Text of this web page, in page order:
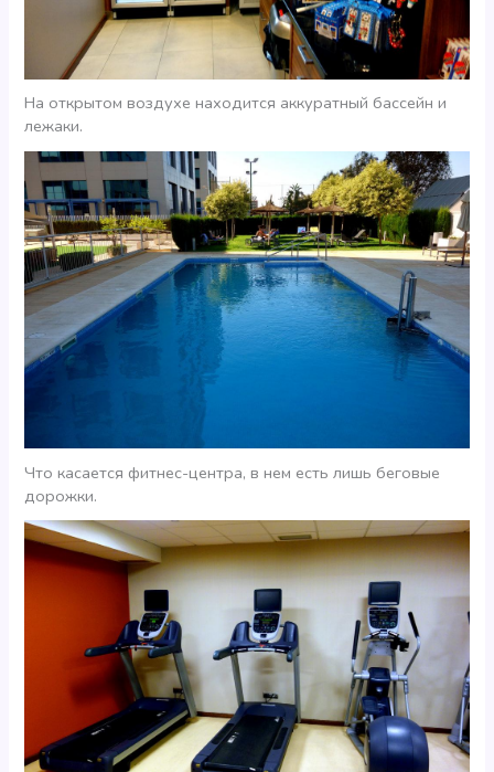
На открытом воздухе находится аккуратный бассейн и
лежаки.
Что касается фитнес-центра, в нем есть лишь беговые
дорожки.